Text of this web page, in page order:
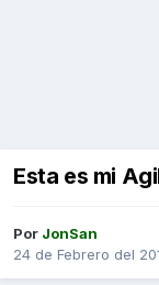
Esta es mi
Por JonSan
24 de Febrero del